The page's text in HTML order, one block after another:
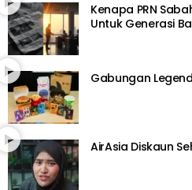
Kenapa PRN
Untuk Generasi
Gabungan
AirAsia Diskaun